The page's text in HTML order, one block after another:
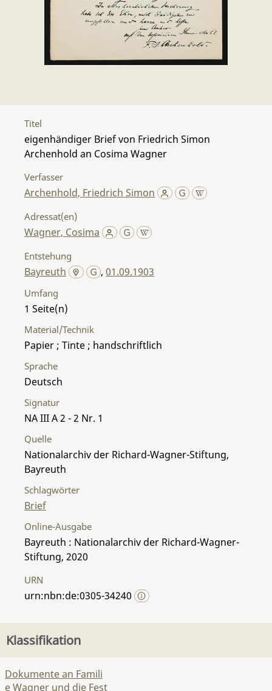
Titel
eigenhändiger Brief von Friedrich Simon
Archenhold an Cosima Wagner
Verfasser
Archenhold, Friedrich Simon
Adressat(en)
Wagner, Cosima
Entstehung
Bayreuth ,01.09.1903
Umfang
1
Material/Technik
Papier ; Tinte ; handschriftlich
Sprache
Deutsch
Signatur
NA III A 2 - 2 Nr. 1
Quelle
Nationalarchiv der Richard-Wagner-Stiftung,
Bayreuth
Schlagwörter
Brief
Online-Ausgabe
Bayreuth : Nationalarchiv der Richard-Wagner-
Stiftung, 2020
URN
urn:nbn:de:0305-34240
Klassifikation
Dokumente an Famili
e Wagner und die Fest